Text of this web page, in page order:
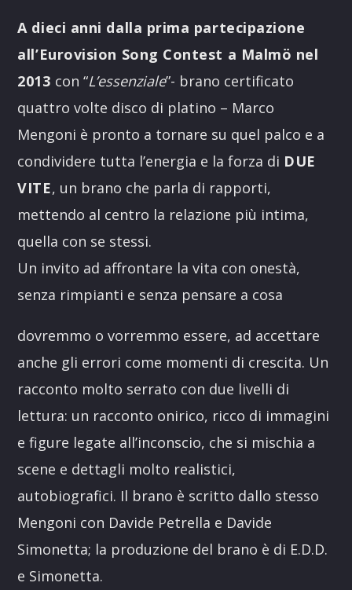
A dieci anni dalla prima partecipazione
all’Eurovision Song Contest a Malmö nel
2013 con “L’essenziale”- brano certificato
quattro volte disco di platino – Marco
Mengoni è pronto a tornare su quel palco e a
condividere tutta l’energia e la forza di DUE
VITE, un brano che parla di rapporti,
mettendo al centro la relazione più intima,
quella con se stessi.
Un invito ad affrontare la vita con onestà,
senza rimpianti e senza pensare a cosa
dovremmo o vorremmo essere, ad accettare
anche gli errori come momenti di crescita. Un
racconto molto serrato con due livelli di
lettura: un racconto onirico, ricco di immagini
e figure legate all’inconscio, che si mischia a
scene e dettagli molto realistici,
autobiografici. Il brano è scritto dallo stesso
Mengoni con Davide Petrella e Davide
Simonetta; la produzione del brano è di E.D.D.
e Simonetta.